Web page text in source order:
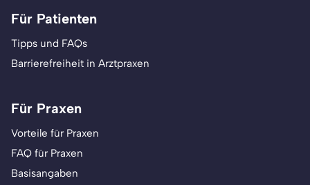
Für Patienten
Tipps und FAQs
Barrierefreiheit in Arztpraxen
Für Praxen
Vorteile für Praxen
FAQ für Praxen
Basisangaben